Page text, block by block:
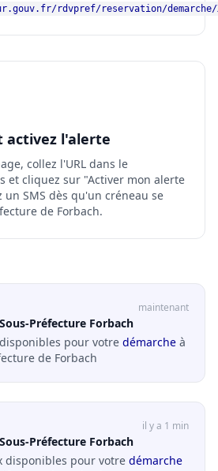
rdvpref/reservation/demarche/
activez l'alerte
collez l'URL dans le
et cliquez sur "Activer mon alerte
un SMS dès qu'un créneau se
de Forbach.
maintenant
Préfecture Forbach
pour votre démarche à
de Forbach
il y a 1 min
Préfecture Forbach
disponibles pour votre démarche